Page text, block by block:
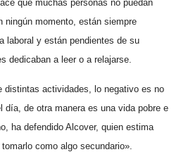
que muchas personas no puedan
ningún momento, están siempre
laboral y están pendientes de su
dedicaban a leer o a relajarse.
distintas actividades, lo negativo es no
día, de otra manera es una vida pobre e
ha defendido Alcover, quien estima
como algo secundario».